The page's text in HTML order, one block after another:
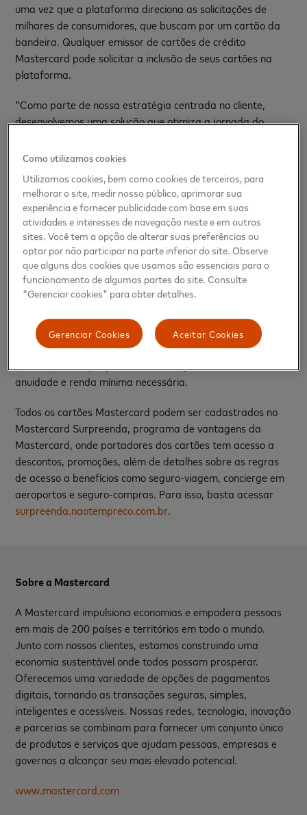
uma vez que a plataforma direciona as solicitações de
milhares de consumidores, que buscam por um cartão da
bandeira. Qualquer emissor de cartões de crédito
Mastercard pode solicitar a inclusão de seus cartões na
plataforma.
"Como parte de nossa estratégia centrada no cliente,
desenvolvemos uma solução que otimiza a jornada do
cada cartão Mastercard em um único ambiente. Por meio
adequada ao perfil e interesses de forma rápida e
acessível, além de obter mais conveniência ao se conectar
diretamente aos emissores parceiros para solicitar o
cartão desejado", afirma Rodrigo Villela, Vice-Presidente
de Data & Services da Mastercard.
As informações sobre as diferentes vantagens e cartões
estão disponíveis na plataforma “Escolha seu Cartão” e
são apresentadas por categorias, incluindo: Milhas e
Viagens, Sem Anuidade, Compras e Cashback. Nas
descrições há mais orientações sobre descontos e
anuidade e renda mínima necessária.
Todos os cartões Mastercard podem ser cadastrados no
Mastercard Surpreenda, programa de vantagens da
Mastercard, onde portadores dos cartões tem acesso a
descontos, promoções, além de detalhes sobre as regras
de acesso a benefícios como seguro-viagem, concierge em
aeroportos e seguro-compras. Para isso, basta acessar
surpreenda.naotempreco.com.br.
Sobre a Mastercard
A Mastercard impulsiona economias e empodera pessoas
em mais de 200 países e territórios em todo o mundo.
Junto com nossos clientes, estamos construindo uma
economia sustentável onde todos possam prosperar.
Oferecemos uma variedade de opções de pagamentos
digitais, tornando as transações seguras, simples,
inteligentes e acessíveis. Nossas redes, tecnologia, inovação
e parcerias se combinam para fornecer um conjunto único
de produtos e serviços que ajudam pessoas, empresas e
governos a alcançar seu mais elevado potencial.
www.mastercard.com
Como utilizamos cookies
Utilizamos cookies, bem como cookies de terceiros, para
melhorar o site, medir nosso público, aprimorar sua
experiência e fornecer publicidade com base em suas
atividades e interesses de navegação neste e em outros
sites. Você tem a opção de alterar suas preferências ou
optar por não participar na parte inferior do site. Observe
que alguns dos cookies que usamos são essenciais para o
funcionamento de algumas partes do site. Consulte
"Gerenciar cookies" para obter detalhes.
Aceitar Cookies
Gerenciar Cookies